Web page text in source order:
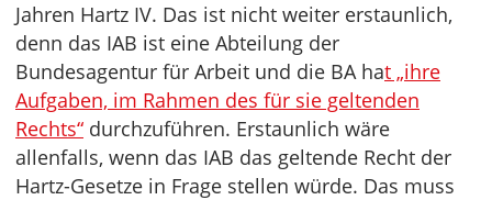
Jahren Hartz IV. Das ist nicht weiter erstaunlich,
denn das IAB ist eine Abteilung der
Bundesagentur für Arbeit und die BA hat „ihre
Aufgaben, im Rahmen des für sie geltenden
Rechts“ durchzuführen. Erstaunlich wäre
allenfalls, wenn das IAB das geltende Recht der
Hartz-Gesetze in Frage stellen würde. Das muss